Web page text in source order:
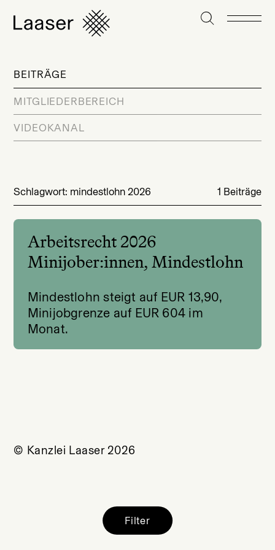
BEITRÄGE
MITGLIEDERBEREICH
VIDEOKANAL
Schlagwort: mindestlohn 2026 1 Beiträge
Arbeitsrecht 2026
Minijober:innen, Mindestlohn
Mindestlohn steigt auf EUR 13,90,
Minijobgrenze auf EUR 604 im
Monat.
Filter
© Kanzlei Laaser 2026